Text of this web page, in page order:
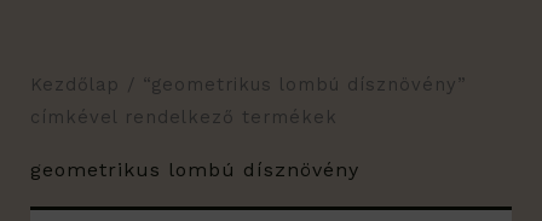
Kezdőlap / “geometrikus lombú dísznövény”
címkével rendelkező termékek
geometrikus lombú dísznövény